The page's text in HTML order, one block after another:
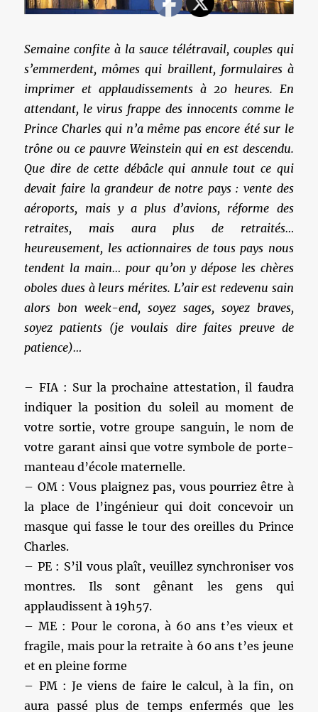
Semaine confite à la sauce télétravail, couples qui
s’emmerdent, mômes qui braillent, formulaires à
imprimer et applaudissements à 20 heures. En
attendant, le virus frappe des innocents comme le
Prince Charles qui n’a même pas encore été sur le
trône ou ce pauvre Weinstein qui en est descendu.
Que dire de cette débâcle qui annule tout ce qui
devait faire la grandeur de notre pays : vente des
aéroports, mais y a plus d’avions, réforme des
retraites, mais aura plus de retraités…
heureusement, les actionnaires de tous pays nous
tendent la main… pour qu’on y dépose les chères
oboles dues à leurs mérites. L’air est redevenu sain
alors bon week-end, soyez sages, soyez braves,
soyez patients (je voulais dire faites preuve de
patience)…
– FIA : Sur la prochaine attestation, il faudra
indiquer la position du soleil au moment de
votre sortie, votre groupe sanguin, le nom de
votre garant ainsi que votre symbole de porte-
manteau d’école maternelle.
– OM : Vous plaignez pas, vous pourriez être à
la place de l’ingénieur qui doit concevoir un
masque qui fasse le tour des oreilles du Prince
Charles.
– PE : S’il vous plaît, veuillez synchroniser vos
montres. Ils sont gênant les gens qui
applaudissent à 19h57.
– ME : Pour le corona, à 60 ans t’es vieux et
fragile, mais pour la retraite à 60 ans t’es jeune
et en pleine forme
– PM : Je viens de faire le calcul, à la fin, on
aura passé plus de temps enfermés que les